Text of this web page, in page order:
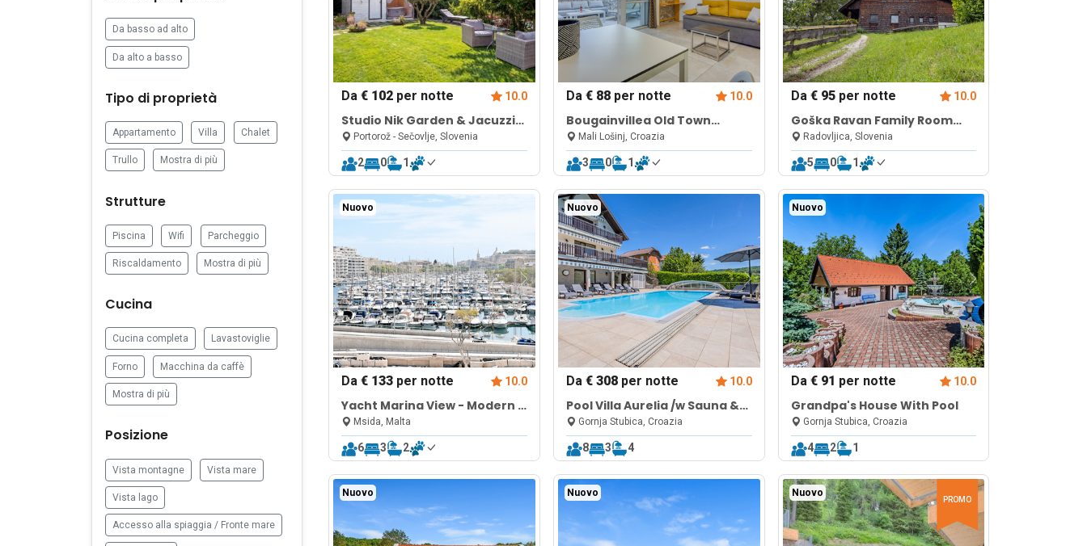
Da basso ad alto
Da alto a basso
Tipo di proprietà
Appartamento Villa Chalet
Trullo Mostra di più
Strutture
Piscina Wifi Parcheggio
Riscaldamento Mostra di più
Cucina
Cucina completa Lavastoviglie
Forno Macchina da caffè
Mostra di più
Posizione
Vista montagne Vista mare
Vista lago
Accesso alla spiaggia / Fronte mare
Da€ 102 per notte 10.0
Studio Nik Garden & Jacuzzi
near Portoroz
Portorož - Sečovlje, Slovenia
2 0 1
Da € 88per notte 10.0
Bougainvillea Old Town
Apartment /w Terrace
Mali Lošinj, Croazia
3 0 1
Da € 95per notte 10.0
Goška Ravan Family Room
near Bled
Radovljica, Slovenia
5 0 1
Nuovo
Da€ 133 per notte 10.0
Yacht Marina View - Modern 3
bdrs Apart M
Msida, Malta
6 3 2
Nuovo
Da € 308per notte 10.0
Pool Villa Aurelia /w Sauna &
Jacuzzi near Zagreb
Gornja Stubica, Croazia
8 3 4
Nuovo
Da € 91 per notte 10.0
Grandpa's House With Pool
Gornja Stubica, Croazia
4 2 1
Nuovo Nuovo Nuovo
PROMO